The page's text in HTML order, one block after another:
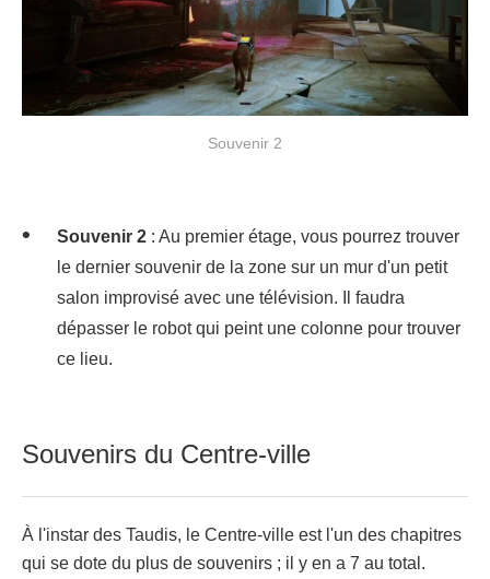
Souvenir 2
Souvenir 2 : Au premier étage, vous pourrez trouver
le dernier souvenir de la zone sur un mur d'un petit
salon improvisé avec une télévision. Il faudra
dépasser le robot qui peint une colonne pour trouver
ce lieu.
Souvenirs du Centre-ville
À l'instar des Taudis, le Centre-ville est l'un des chapitres
qui se dote du plus de souvenirs ; il y en a 7 au total.